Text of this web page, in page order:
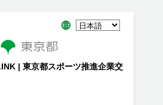
| 東京都スポーツ推進企業交